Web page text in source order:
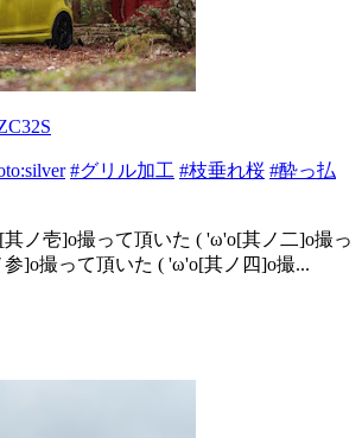
#グリル加工 #枝垂れ桜 #酔っ払
ノ壱]o撮って頂いた ( 'ω'o[其ノ二]o撮っ
]o撮って頂いた ( 'ω'o[其ノ四]o撮...